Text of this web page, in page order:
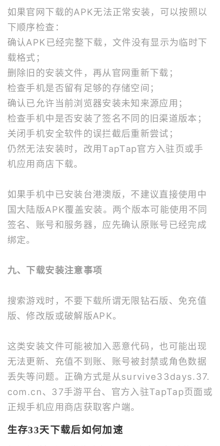
如果官网下载的APK无法正常安装，可以按照以
下顺序检查：
确认APK已经完整下载，文件没有显示为临时下
载格式；
删除旧的安装文件，再从官网重新下载；
检查手机是否留有足够的存储空间；
确认已允许当前浏览器安装未知来源应用；
检查手机中是否安装了签名不同的旧渠道版本；
关闭手机安全软件的误拦截后重新尝试；
仍然无法安装时，改用TapTap官方入驻页或手
机应用商店下载。
如果手机中已安装台港澳版，不建议直接使用中
国大陆版APK覆盖安装。两个版本可能使用不同
签名、账号和服务器，应先确认原账号已经完成
绑定。
九、下载安装注意事项
搜索游戏时，不要下载所谓无限钻石版、免充值
版、修改版或破解版APK。
这类安装文件可能被加入恶意代码，也可能出现
无法更新、充值不到账、账号被封禁或角色数据
丢失等问题。正确方式是从survive33days.37.
com.cn、37手游平台、官方入驻TapTap页面或
正规手机应用商店获取客户端。
生存33天下载后如何加速